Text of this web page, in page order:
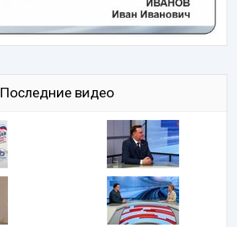
Последние видео